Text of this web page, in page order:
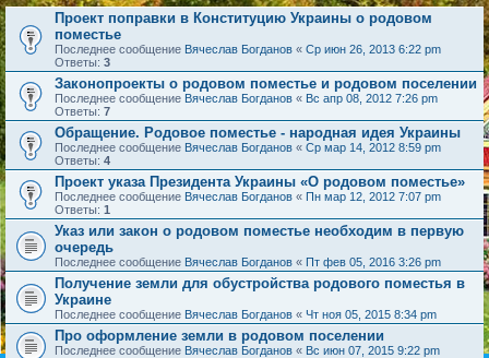
Проект поправки в Конституцию Украины о родовом
поместье
Последнее сообщение Вячеслав Богданов « Ср июн 26, 2013 6:22 pm
Ответы: 3
Законопроекты о родовом поместье и родовом поселении
Последнее сообщение Вячеслав Богданов « Вс апр 08, 2012 7:26 pm
Ответы: 7
Обращение. Родовое поместье - народная идея Украины
Последнее сообщение Вячеслав Богданов « Ср мар 14, 2012 8:59 pm
Ответы: 4
Проект указа Президента Украины «О родовом поместье»
Последнее сообщение Вячеслав Богданов « Пн мар 12, 2012 7:07 pm
Ответы: 1
Указ или закон о родовом поместье необходим в первую
очередь
Последнее сообщение Вячеслав Богданов « Пт фев 05, 2016 3:26 pm
Получение земли для обустройства родового поместья в
Украине
Последнее сообщение Вячеслав Богданов « Чт ноя 05, 2015 8:34 pm
Про оформление земли в родовом поселении
Последнее сообщение Вячеслав Богданов « Вс июн 07, 2015 9:22 pm